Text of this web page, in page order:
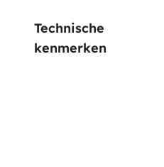
Technische
kenmerken